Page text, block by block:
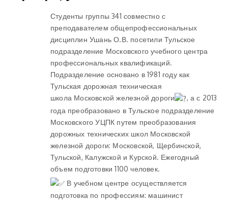
Студенты группы 341 совместно с
преподавателем общепрофессиональных
дисциплин Ушань О.В. посетили Тульское
подразделение Московского учебного центра
профессиональных квалификаций.
Подразделение основано в 1981 году как
Тульская дорожная техническая
школа Московской железной дороги
, а с 2013
года преобразовано в Тульское подразделение
Московского УЦПК путем преобразования
дорожных технических школ Московской
железной дороги: Московской, Щербинской,
Тульской, Калужской и Курской. Ежегодный
объем подготовки 1100 человек.
В учебном центре осуществляется
подготовка по профессиям: машинист